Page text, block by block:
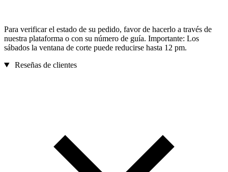
Para verificar el estado de su pedido, favor de hacerlo a través de
nuestra plataforma o con su número de guía. Importante: Los
sábados la ventana de corte puede reducirse hasta 12 pm.
Reseñas de clientes